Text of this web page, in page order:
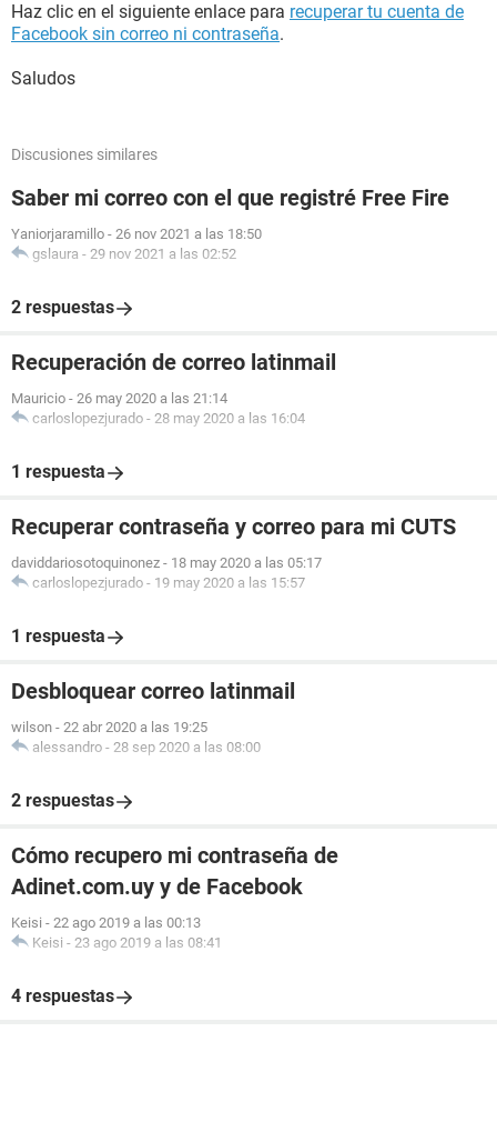
Haz clic en el siguiente enlace para recuperar tu cuenta de
Facebook sin correo ni contraseña.
Saludos
Discusiones similares
Saber mi correo con el que registré Free Fire
Yaniorjaramillo - 26 nov 2021 a las 18:50
gslaura - 29 nov 2021 a las 02:52
2 respuestas
Recuperación de correo latinmail
Mauricio - 26 may 2020 a las 21:14
carloslopezjurado - 28 may 2020 a las 16:04
1 respuesta
Recuperar contraseña y correo para mi CUTS
daviddariosotoquinonez - 18 may 2020 a las 05:17
carloslopezjurado - 19 may 2020 a las 15:57
1 respuesta
Desbloquear correo latinmail
wilson - 22 abr 2020 a las 19:25
alessandro - 28 sep 2020 a las 08:00
2 respuestas
Cómo recupero mi contraseña de
Adinet.com.uy y de Facebook
Keisi - 22 ago 2019 a las 00:13
Keisi - 23 ago 2019 a las 08:41
4 respuestas